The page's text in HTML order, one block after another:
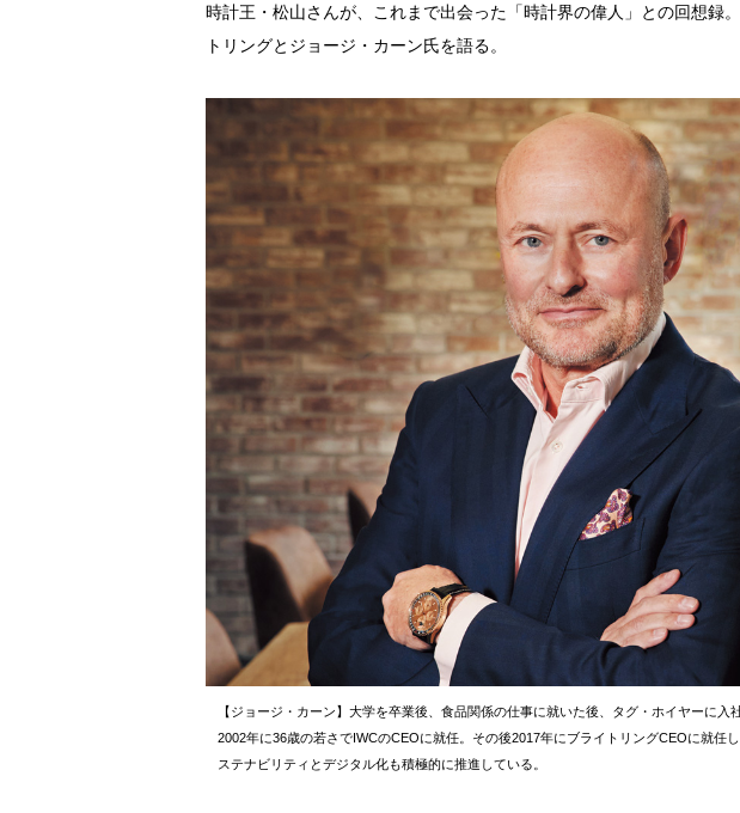
時計王・松山さんが、これまで出会った「時計界の偉人」との回想録
トリングとジョージ・カーン氏を語る。
【ジョージ・カーン】大学を卒業後、食品関係の仕事に就いた後、タグ・ホイヤーに入
2002年に36歳の若さでIWCのCEOに就任。その後2017年にブライトリングCEOに就任
ステナビリティとデジタル化も積極的に推進している。